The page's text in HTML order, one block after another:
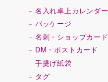
名入れ卓上カレンダー
パッケージ
名刺・ショップカード
DM・ポストカード
手提げ紙袋
タグ